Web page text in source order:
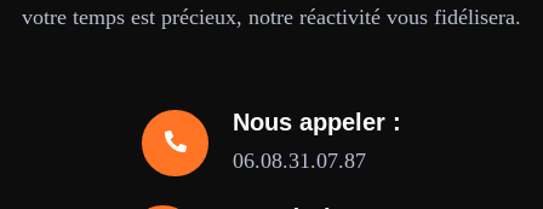
votre temps est précieux, notre réactivité vous fidélisera.
Nous appeler :
06.08.31.07.87